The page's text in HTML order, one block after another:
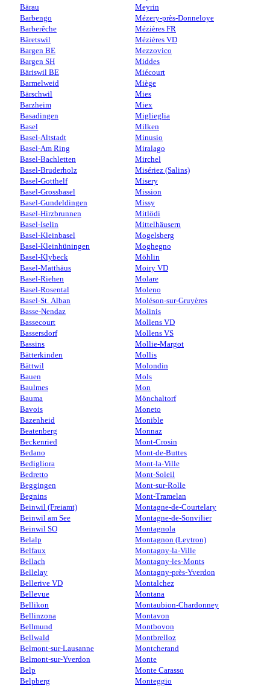
Bärau
Barbengo
Barberêche
Bäretswil
Bargen BE
Bargen SH
Bäriswil BE
Barmelweid
Bärschwil
Barzheim
Basadingen
Basel
Basel-Altstadt
Basel-Am Ring
Basel-Bachletten
Basel-Bruderholz
Basel-Gotthelf
Basel-Grossbasel
Basel-Gundeldingen
Basel-Hirzbrunnen
Basel-Iselin
Basel-Kleinbasel
Basel-Kleinhüningen
Basel-Klybeck
Basel-Matthäus
Basel-Riehen
Basel-Rosental
Basel-St. Alban
Basse-Nendaz
Bassecourt
Bassersdorf
Bassins
Bätterkinden
Bättwil
Bauen
Baulmes
Bauma
Bavois
Bazenheid
Beatenberg
Beckenried
Bedano
Bedigliora
Bedretto
Beggingen
Begnins
Beinwil (Freiamt)
Beinwil am See
Beinwil SO
Belalp
Belfaux
Bellach
Bellelay
Bellerive VD
Bellevue
Bellikon
Bellinzona
Bellmund
Bellwald
Belmont-sur-Lausanne
Belmont-sur-Yverdon
Belp
Belpberg
Meyrin
Mézery-près-Donneloye
Mézières FR
Mézières VD
Mezzovico
Middes
Miécourt
Miège
Mies
Miex
Miglieglia
Milken
Minusio
Miralago
Mirchel
Misériez (Salins)
Misery
Mission
Missy
Mitlödi
Mittelhäusern
Mogelsberg
Moghegno
Möhlin
Moiry VD
Molare
Moleno
Moléson-sur-Gruyères
Molinis
Mollens VD
Mollens VS
Mollie-Margot
Mollis
Molondin
Mols
Mon
Mönchaltorf
Moneto
Monible
Monnaz
Mont-Crosin
Mont-de-Buttes
Mont-la-Ville
Mont-Soleil
Mont-sur-Rolle
Mont-Tramelan
Montagne-de-Courtelary
Montagne-de-Sonvilier
Montagnola
Montagnon (Leytron)
Montagny-la-Ville
Montagny-les-Monts
Montagny-près-Yverdon
Montalchez
Montana
Montaubion-Chardonney
Montavon
Montbovon
Montbrelloz
Montcherand
Monte
Monte Carasso
Monteggio